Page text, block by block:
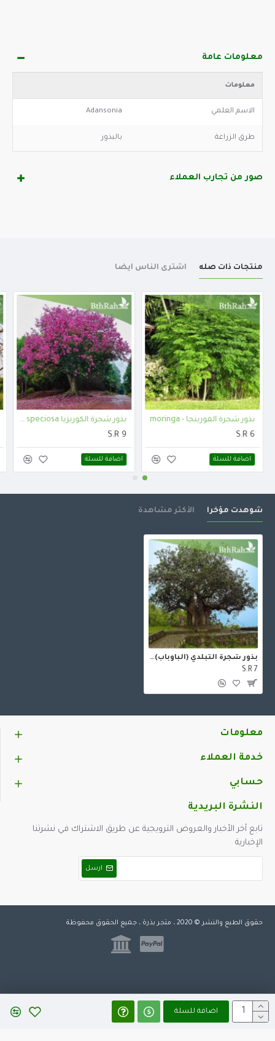
اضافة للسلة
معلومات عامة
معلومات
الاسم العلمي Adansonia
طرق الزراعة بالبذور
صور من تجارب العملاء
منتجات ذات صله اشترى الناس أيضا
بذور شجرة المورينجا - moringa
S.R 6
اضافة للسلة
بذور شجرة الكوريزيا Chorisia speciosa
S.R 9
اضافة للسلة
شوهدت مؤخرا الأكثر مشاهدة
بذور شجرة التبلدي (الباوباب) Adansonia
S.R 7
معلومات
خدمة العملاء
حسابي
النشرة البريدية
تابع آخر الأخبار والعروض الترويجية عن طريق الاشتراك في نشرتنا
الإخبارية
ارسل
حقوق الطبع والنشر © 2020 ، متجر بذرة ، جميع الحقوق محفوظة